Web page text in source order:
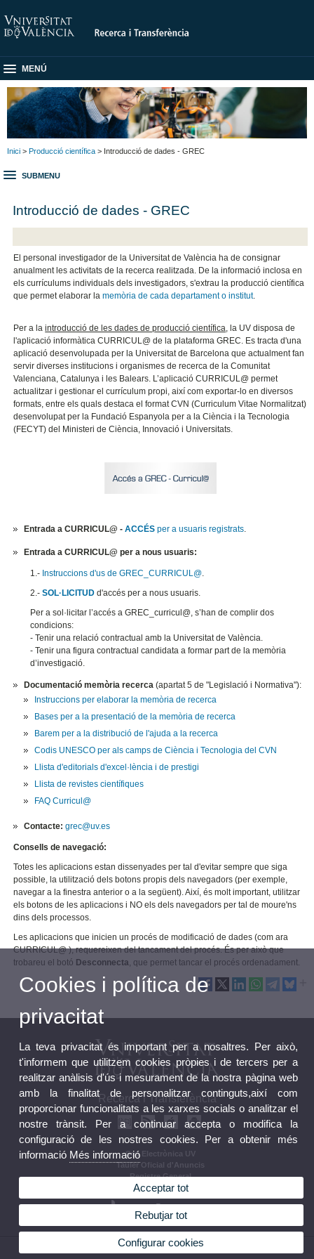
MENÚ
Inici > Producció científica > Introducció de dades - GREC
SUBMENU
Introducció de dades - GREC
El personal investigador de la Universitat de València ha de consignar
anualment les activitats de la recerca realitzada. De la informació inclosa en
els currículums individuals dels investigadors, s'extrau la producció científica
que permet elaborar lamemòria de cada departament o institut.
Per a laintroducció de les dades de producció científica, la UV disposa de
l'aplicació informàtica CURRICUL@ de la plataforma GREC. Es tracta d'una
aplicació desenvolupada per la Universitat de Barcelona que actualment fan
servir diverses institucions i organismes de recerca de la Comunitat
Valenciana, Catalunya i les Balears. L’aplicació CURRICUL@ permet
actualitzar i gestionar el currículum propi, així com exportar-lo en diversos
formats, entre els quals destaca el format CVN (Curriculum Vitae Normalitzat)
desenvolupat per la Fundació Espanyola per a la Ciència i la Tecnologia
(FECYT) del Ministeri de Ciència, Innovació i Universitats.
Entrada a CURRICUL@ - ACCÉS per a usuaris registrats.
Entrada a CURRICUL@ per a nous usuaris:
1.- Instruccions d'us de GREC_CURRICUL@.
2.-SOL·LICITUD d'accés per a nous usuaris.
Per a sol·licitar l’accés a GREC_curricul@, s’han de complir dos
condicions:
- Tenir una relació contractual amb la Universitat de València.
- Tenir una figura contractual candidata a formar part de la memòria
d’investigació.
Documentació memòria recerca (apartat 5 de "Legislació i Normativa"):
Instruccions per elaborar la memòria de recerca
Bases per a la presentació de la memòria de recerca
Barem per a la distribució de l'ajuda a la recerca
Codis UNESCO per als camps de Ciència i Tecnologia del CVN
Llista d'editorials d'excel·lència i de prestigi
Llista de revistes científiques
FAQ Curricul@
Contacte: grec@uv.es
Consells de navegació:
Totes les aplicacions estan dissenyades per tal d'evitar sempre que siga
possible, la utilització dels botons propis dels navegadors (per exemple,
navegar a la finestra anterior o a la següent). Així, és molt important, utilitzar
els botons de les aplicacions i NO els dels navegadors per tal de moure'ns
dins dels processos.
Les aplicacions que inicien un procés de modificació de dades (com ara
CURRICUL@ ), requereixen del tancament del procés. És per això que
trobareu el botó Desconnecta, que permet tancar el procés ordenadament.
Recerca i Transferència
Seu Electrònica UV
Tauler Oficial d'Anuncis
Registre General
Normativa
© 2026 UV. - Av. Blasco Ibañez, 13, Nivell 2. 46010 València.
Cookies i política de
privacitat
La teva privacitat és important per a nosaltres. Per això,
t'informem que utilitzem cookies pròpies i de tercers per a
realitzar anàlisis d'ús i mesurament de la nostra pàgina web
amb la finalitat de personalitzar continguts,així com
proporcionar funcionalitats a les xarxes socials o analitzar el
nostre trànsit. Per a continuar accepta o modifica la
configuració de les nostres cookies. Per a obtenir més
informació Més informació
Acceptar tot
Rebutjar tot
Configurar cookies